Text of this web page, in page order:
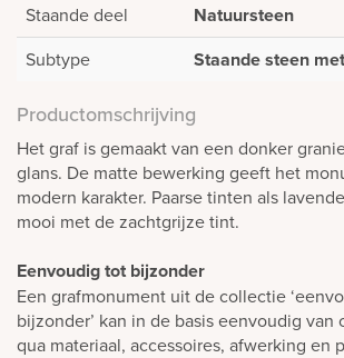
Staande deel Natuursteen
Subtype Staande steen
Productomschrijving
Het graf is gemaakt van een donker
glans. De matte bewerking geeft het
modern karakter. Paarse tinten als
mooi met de zachtgrijze tint.
Eenvoudig tot bijzonder
Een grafmonument uit de collectie
bijzonder’ kan in de basis eenvoudig van
qua materiaal, accessoires, afwerking en